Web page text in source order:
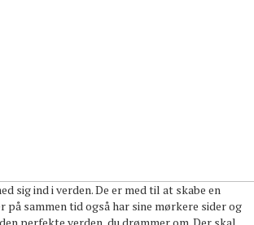
sig ind i verden. De er med til at skabe en
på sammen tid også har sine mørkere sider og